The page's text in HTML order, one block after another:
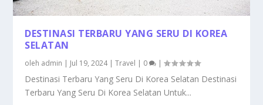
DESTINASI TERBARU YANG SERU DI KOREA
SELATAN
oleh admin | Jul 19, 2024|Travel | 0 |
Destinasi Terbaru Yang Seru Di Korea Selatan Destinasi
Terbaru Yang Seru Di Korea Selatan Untuk...